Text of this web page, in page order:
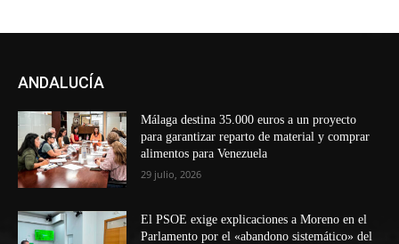
ANDALUCÍA
Málaga destina 35.000 euros a un proyecto
para garantizar reparto de material y comprar
alimentos para Venezuela
29 julio, 2026
El PSOE exige explicaciones a Moreno en el
Parlamento por el «abandono sistemático» del